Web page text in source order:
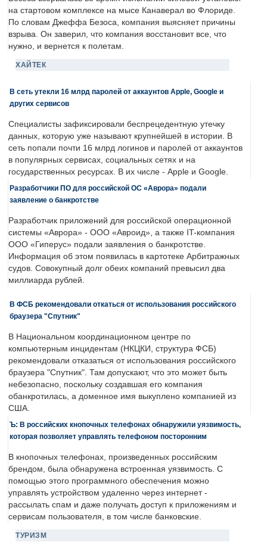
на стартовом комплексе на мысе Канаверал во Флориде.
По словам Джеффа Безоса, компания выясняет причины
взрыва. Он заверил, что компания восстановит все, что
нужно, и вернется к полетам.
ХАЙТЕК
В сеть утекли 16 млрд паролей от аккаунтов Apple, Google и
других сервисов
Специалисты зафиксировали беспрецедентную утечку
данных, которую уже называют крупнейшей в истории. В
сеть попали почти 16 млрд логинов и паролей от аккаунтов
в популярных сервисах, социальных сетях и на
государственных ресурсах. В их числе - Apple и Google.
Разработчики ПО для российской ОС «Аврора» подали
заявление о банкротстве
Разработчик приложений для российской операционной
системы «Аврора» - ООО «Авроид», а также IT-компания
ООО «Гиперус» подали заявления о банкротстве.
Информация об этом появилась в картотеке Арбитражных
судов. Совокупный долг обеих компаний превысил два
миллиарда рублей.
В ФСБ рекомендовали откаться от использования российского
браузера "Спутник"
В Национальном координационном центре по
компьютерным инцидентам (НКЦКИ, структура ФСБ)
рекомендовали отказаться от использования российского
браузера "Спутник". Там допускают, что это может быть
небезопасно, поскольку создавшая его компания
обанкротилась, а доменное имя выкуплено компанией из
США.
Ъ: В российских кнопочных телефонах обнаружили уязвимость,
которая позволяет управлять телефоном посторонним
В кнопочных телефонах, произведенных российским
брендом, была обнаружена встроенная уязвимость. С
помощью этого программного обеспечения можно
управлять устройством удаленно через интернет -
рассылать спам и даже получать доступ к приложениям и
сервисам пользователя, в том числе банковские.
ТУРИЗМ